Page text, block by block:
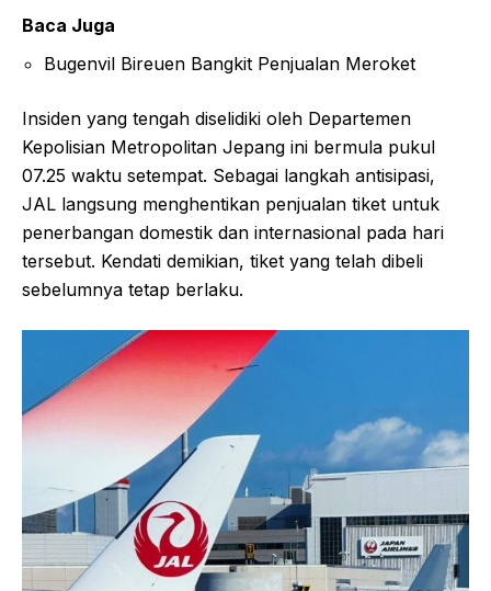
Baca Juga
Bugenvil Bireuen Bangkit Penjualan Meroket
Insiden yang tengah diselidiki oleh Departemen
Kepolisian Metropolitan Jepang ini bermula pukul
07.25 waktu setempat. Sebagai langkah antisipasi,
JAL langsung menghentikan penjualan tiket untuk
penerbangan domestik dan internasional pada hari
tersebut. Kendati demikian, tiket yang telah dibeli
sebelumnya tetap berlaku.